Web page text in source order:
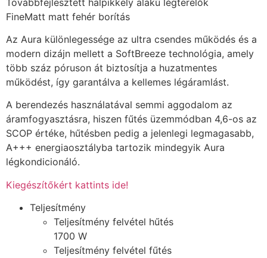
FineMatt matt fehér borítás
Az Aura különlegessége az ultra csendes működés és a
modern dizájn mellett a SoftBreeze technológia, amely
több száz póruson át biztosítja a huzatmentes
működést, így garantálva a kellemes légáramlást.
A berendezés használatával semmi aggodalom az
áramfogyasztásra, hiszen fűtés üzemmódban 4,6-os az
SCOP értéke, hűtésben pedig a jelenlegi legmagasabb,
A+++ energiaosztályba tartozik mindegyik Aura
légkondicionáló.
Kiegészítőkért kattints ide!
Teljesítmény
Teljesítmény felvétel hűtés
1700 W
Teljesítmény felvétel fűtés